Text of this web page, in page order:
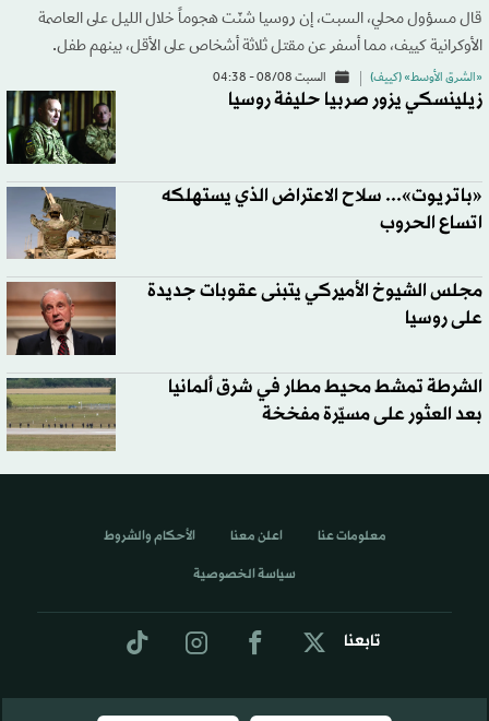
قال مسؤول محلي، السبت، إن روسيا شنّت هجوماً خلال الليل على العاصمة
الأوكرانية كييف، مما أسفر عن مقتل ثلاثة أشخاص على الأقل، بينهم طفل.
«الشرق الأوسط» (كييف) السبت 08/08 - 04:38
زيلينسكي يزور صربيا حليفة روسيا
«باتريوت»... سلاح الاعتراض الذي يستهلكه
اتساع الحروب
مجلس الشيوخ الأميركي يتبنى عقوبات جديدة
على روسيا
الشرطة تمشط محيط مطار في شرق ألمانيا
بعد العثور على مسيّرة مفخخة
تابعنا
معلومات عنا اعلن معنا الأحكام والشروط
سياسة الخصوصية